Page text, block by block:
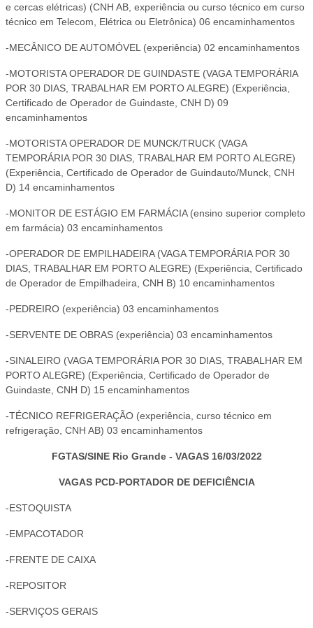
e cercas elétricas) (CNH AB, experiência ou curso técnico em curso
técnico em Telecom, Elétrica ou Eletrônica) 06 encaminhamentos
-MECÂNICO DE AUTOMÓVEL (experiência) 02 encaminhamentos
-MOTORISTA OPERADOR DE GUINDASTE (VAGA TEMPORÁRIA
POR 30 DIAS, TRABALHAR EM PORTO ALEGRE) (Experiência,
Certificado de Operador de Guindaste, CNH D) 09
encaminhamentos
-MOTORISTA OPERADOR DE MUNCK/TRUCK (VAGA
TEMPORÁRIA POR 30 DIAS, TRABALHAR EM PORTO ALEGRE)
(Experiência, Certificado de Operador de Guindauto/Munck, CNH
D) 14 encaminhamentos
-MONITOR DE ESTÁGIO EM FARMÁCIA (ensino superior completo
em farmácia) 03 encaminhamentos
-OPERADOR DE EMPILHADEIRA (VAGA TEMPORÁRIA POR 30
DIAS, TRABALHAR EM PORTO ALEGRE) (Experiência, Certificado
de Operador de Empilhadeira, CNH B) 10 encaminhamentos
-PEDREIRO (experiência) 03 encaminhamentos
-SERVENTE DE OBRAS (experiência) 03 encaminhamentos
-SINALEIRO (VAGA TEMPORÁRIA POR 30 DIAS, TRABALHAR EM
PORTO ALEGRE) (Experiência, Certificado de Operador de
Guindaste, CNH D) 15 encaminhamentos
-TÉCNICO REFRIGERAÇÃO (experiência, curso técnico em
refrigeração, CNH AB) 03 encaminhamentos
FGTAS/SINE Rio Grande - VAGAS 16/03/2022
VAGAS PCD-PORTADOR DE DEFICIÊNCIA
-ESTOQUISTA
-EMPACOTADOR
-FRENTE DE CAIXA
-REPOSITOR
-SERVIÇOS GERAIS